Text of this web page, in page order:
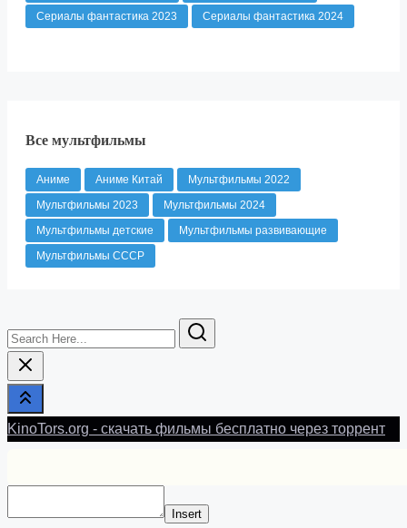
Сериалы фантастика 2023
Сериалы фантастика 2024
Все мультфильмы
Аниме Аниме Китай
Мультфильмы 2022
Мультфильмы 2023
Мультфильмы 2024
Мультфильмы детские
Мультфильмы развивающие
Мультфильмы СССР
Search
Here...
KinoTors.org - скачать фильмы бесплатно через торрент
Insert